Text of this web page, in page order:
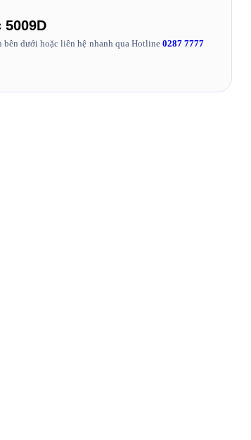
dưới hoặc liên hệ nhanh qua Hotline0287 7777